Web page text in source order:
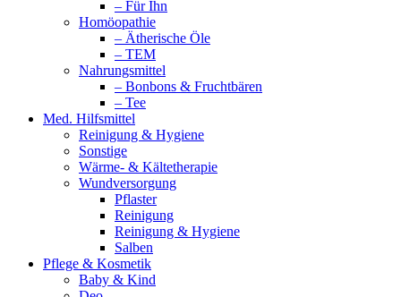
– Für Ihn
Homöopathie
– Ätherische Öle
– TEM
Nahrungsmittel
– Bonbons & Fruchtbären
– Tee
Med. Hilfsmittel
Reinigung & Hygiene
Sonstige
Wärme- & Kältetherapie
Wundversorgung
Pflaster
Reinigung
Reinigung & Hygiene
Salben
Pflege & Kosmetik
Baby & Kind